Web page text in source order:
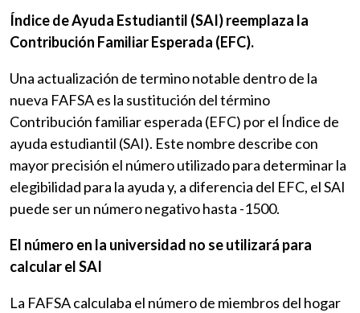
Índice de Ayuda Estudiantil (SAI) reemplaza la
Contribución Familiar Esperada (EFC).
Una actualización de termino notable dentro de la
nueva FAFSA es la sustitución del término
Contribución familiar esperada (EFC) por el Índice de
ayuda estudiantil (SAI). Este nombre describe con
mayor precisión el número utilizado para determinar la
elegibilidad para la ayuda y, a diferencia del EFC, el SAI
puede ser un número negativo hasta -1500.
El número en la universidad no se utilizará para
calcular el SAI
La FAFSA calculaba el número de miembros del hogar